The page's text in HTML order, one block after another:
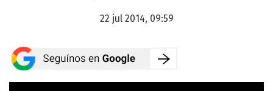
22 jul 2014, 09:59